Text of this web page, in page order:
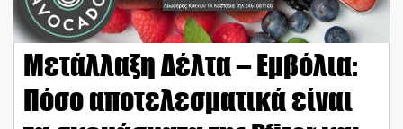
Μετάλλαξη Δέλτα – Εμβόλια:
Πόσο αποτελεσματικά είναι